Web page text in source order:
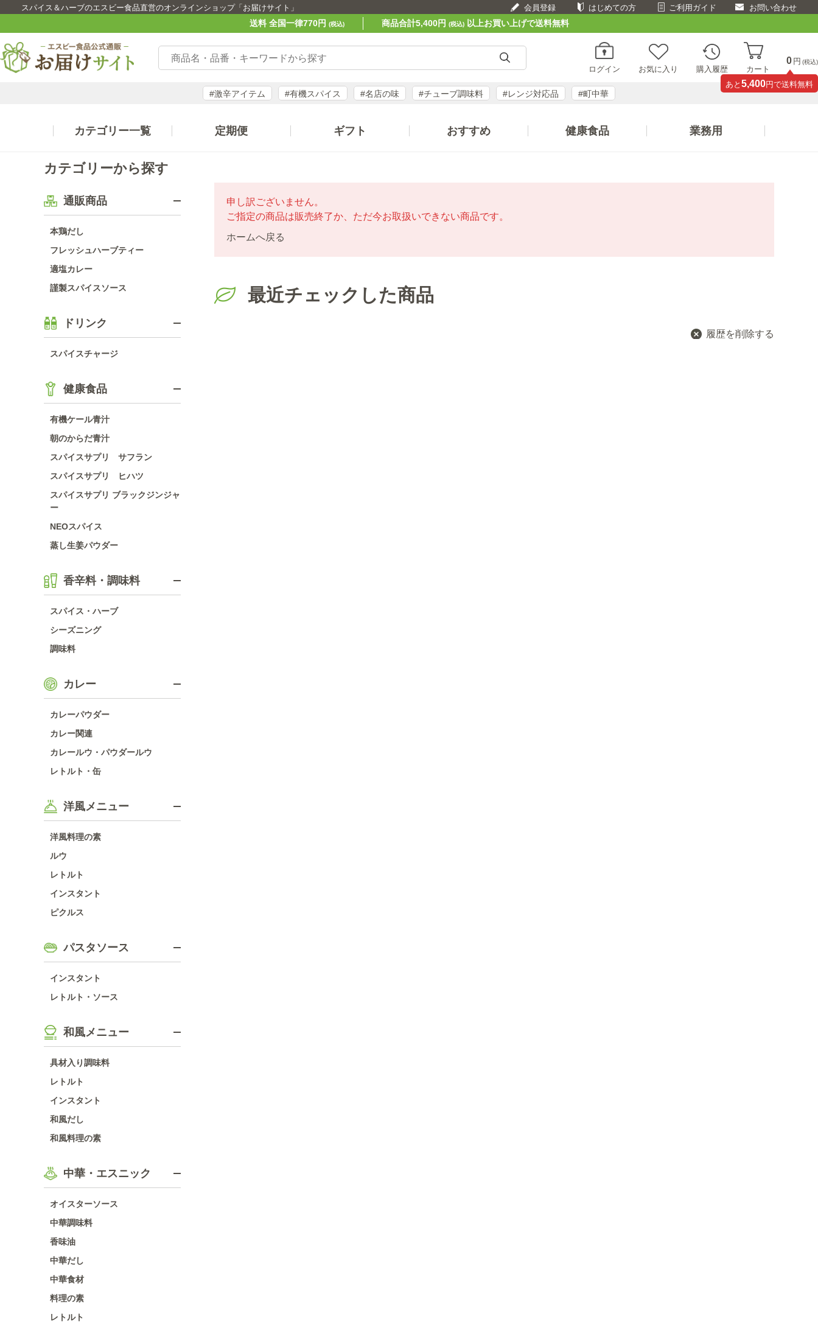
スパイス＆ハーブのエスビー食品直営のオンラインショップ「お届けサイト」 会員登録 はじめての方 ご利用ガイド お問い合わせ
送料 全国一律770円 (税込) 商品合計5,400円 (税込)以上お買い上げで送料無料
ログイン お気に入り 購入履歴 カート
0 円 (税込)
あと 5,400円で送料無料
#激辛アイテム #有機スパイス #名店の味 #チューブ調味料 #レンジ対応品 #町中華
カテゴリー一覧 定期便 ギフト おすすめ 健康食品 業務用
カテゴリーから探す
通販商品
本鶏だし
フレッシュハーブティー
適塩カレー
謹製スパイスソース
ドリンク
スパイスチャージ
健康食品
有機ケール青汁
朝のからだ青汁
スパイスサプリ サフラン
スパイスサプリ ヒハツ
スパイスサプリ ブラックジンジャ
ー
NEOスパイス
蒸し生姜パウダー
香辛料・調味料
スパイス・ハーブ
シーズニング
調味料
カレー
カレーパウダー
カレー関連
カレールウ・パウダールウ
レトルト・缶
洋風メニュー
洋風料理の素
ルウ
レトルト
インスタント
ピクルス
パスタソース
インスタント
レトルト・ソース
和風メニュー
具材入り調味料
レトルト
インスタント
和風だし
和風料理の素
中華・エスニック
オイスターソース
中華調味料
香味油
中華だし
中華食材
料理の素
レトルト
申し訳ございません。
ご指定の商品は販売終了か、ただ今お取扱いできない商品です。
ホームへ戻る
最近チェックした商品
履歴を削除する